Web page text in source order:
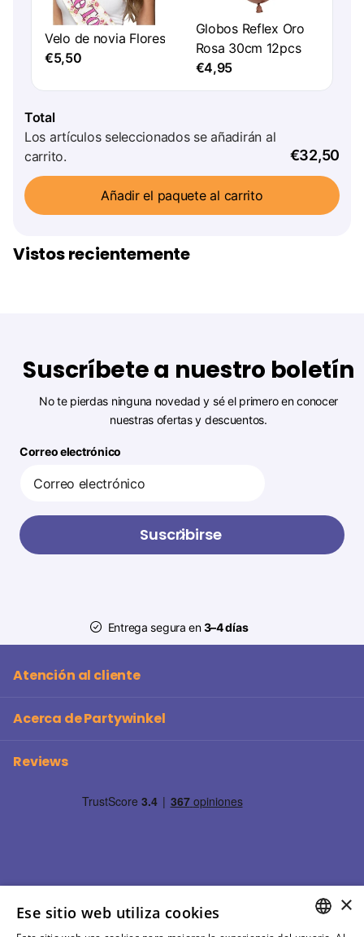
Velo de novia Flores
€5,50
Globos Reflex Oro
Rosa 30cm 12pcs
€4,95
Total
Los artículos seleccionados se añadirán al
carrito.
€32,50
Añadir el paquete al carrito
Vistos recientemente
Suscríbete a nuestro boletín
No te pierdas ninguna novedad y sé el primero en conocer
nuestras ofertas y descuentos.
Correo electrónico
Suscribirse
Entrega segura en3–4 días
Atención al cliente
Acerca de Partywinkel
Reviews
×
Ese sitio web utiliza cookies